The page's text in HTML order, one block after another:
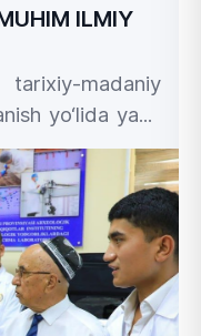
ILMIY
tarixiy-madaniy
yo‘lida yana
Farg‘ona davlat
Xitoy Xalq
arxeologik
Quva
Qubbo
qo‘shma